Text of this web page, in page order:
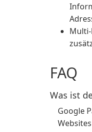
FAQ
Was ist
Google